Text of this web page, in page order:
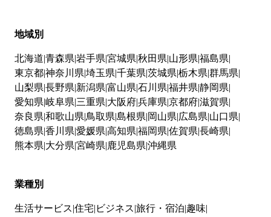
地域別
北海道 青森県 岩手県 宮城県 秋田県 山形県 福島県
東京都神奈川県 埼玉県 千葉県 茨城県 栃木県 群馬県
山梨県 長野県 新潟県 富山県 石川県 福井県 静岡県
愛知県 岐阜県 三重県 大阪府兵庫県 京都府滋賀県
奈良県 和歌山県 鳥取県 島根県 岡山県 広島県 山口県
徳島県 香川県 愛媛県 高知県 福岡県 佐賀県 長崎県
熊本県 大分県 宮崎県 鹿児島県 沖縄県
業種別
生活サービス 住宅 ビジネス 旅行・宿泊 趣味